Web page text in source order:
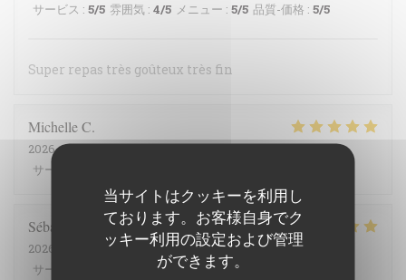
当サイトはクッキーを利用し
ております。お客様自身でク
ッキー利用の設定および管理
ができます。
サービス : 5/5 雰囲気 : 4/5 メニュー : 5/5 品質-価格 : 5/5
Super repas très goûteux très fin
MichelleC
2026-07-07- 12:15 - ゲスト 3
サービス
Sébastien
2026-07-29
- 12:30 - ゲスト 5
サービス
5/5 メニュー : 5/5